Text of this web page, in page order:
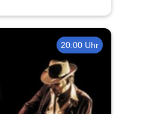
20:00 Uhr